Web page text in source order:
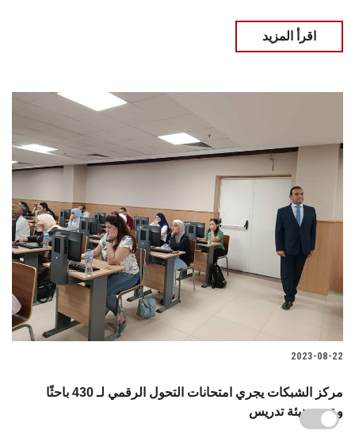
اقرأ المزيد
2023-08-22
مركز الشبكات يجري امتحانات التحول الرقمي لـ 430 باحثًا
وعضو هيئة تدريس